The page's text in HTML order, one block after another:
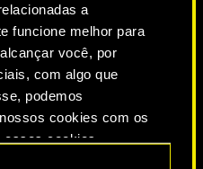
a
funcione melhor para
você, por
com algo que
podemos
cookies com os
esses cookies
a sua força,
determinação.
uma coisa na
para trás até
a todo custo.
que você talvez